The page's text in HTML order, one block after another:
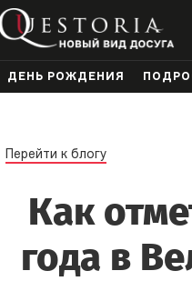
ДЕНЬ РОЖДЕНИЯ
Перейти к блогу
Как
года в